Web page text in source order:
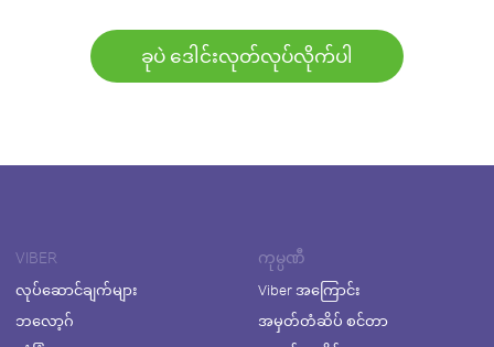
ခုပဲ ဒေါင်းလုတ်လုပ်လိုက်ပါ
VIBER
လုပ်ဆောင်ချက်များ
ဘလော့ဂ်
ကုမ္ပဏီ
Viber အကြောင်း
အမှတ်တံဆိပ် စင်တာ